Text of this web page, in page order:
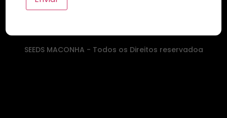
SEEDS MACONHA - Todos os Direitos reservadoa